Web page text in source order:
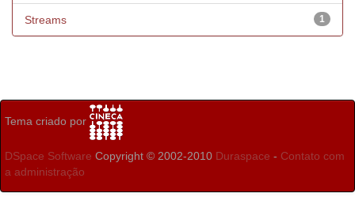
1
Streams
Tema criado por
DSpace Software Copyright © 2002-2010 Duraspace - Contato com
a administração